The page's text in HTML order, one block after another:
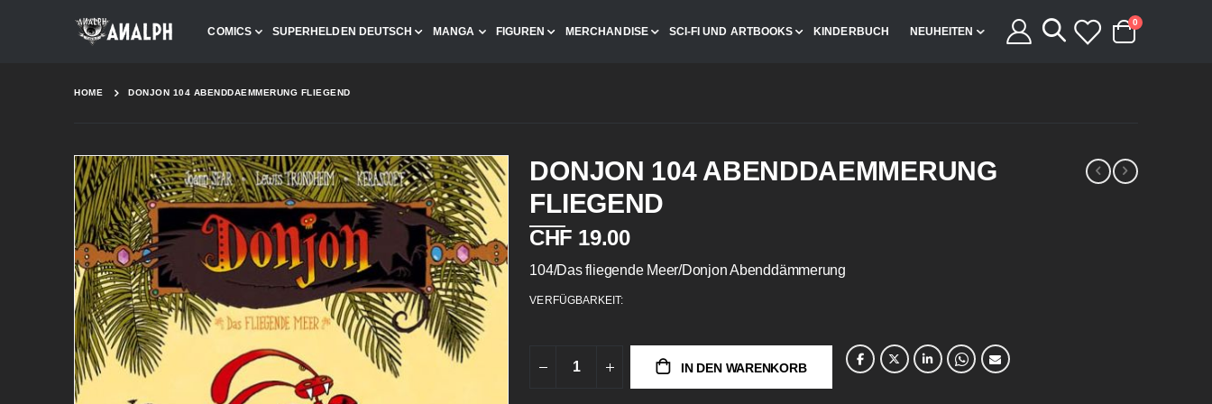
COMICS SUPERHELDEN DEUTSCH MANGA FIGUREN MERCHANDISE SCI-FI UND ARTBOOKS KINDERBUCH NEUHEITEN
Cart
0 Artikel
HOME DONJON 104 ABENDDAEMMERUNG FLIEGEND
DONJON 104 ABENDDAEMMERUNG
FLIEGEND
CHF 19.00
104/Das fliegende Meer/Donjon Abenddämmerung
VERFÜGBARKEIT:
IN DEN WARENKORB
Skip
to
the
end
of
the
images
gallery